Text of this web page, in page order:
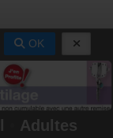
OK
Adultes